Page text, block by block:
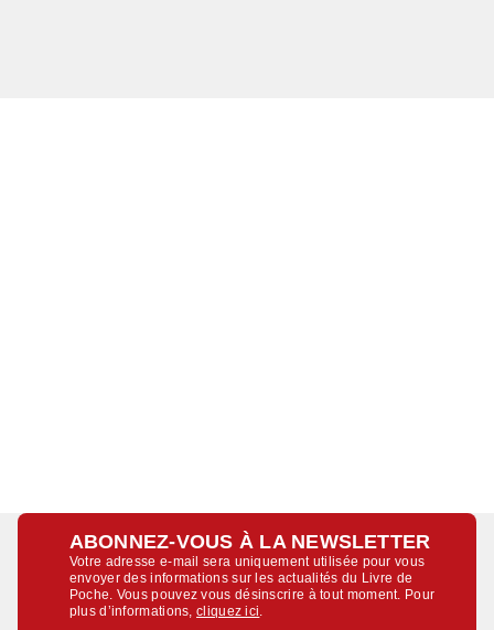
ABONNEZ-VOUS À LA NEWSLETTER
Votre adresse e-mail sera uniquement utilisée pour vous
envoyer des informations sur les actualités du Livre de
Poche. Vous pouvez vous désinscrire à tout moment. Pour
plus d’informations,cliquez ici